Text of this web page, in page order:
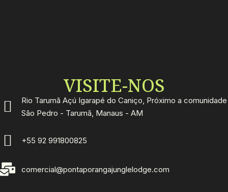
VISITE-NOS
Rio Tarumã Açú Igarapé do Caniço, Próximo a comunidade
São Pedro - Tarumã, Manaus - AM
+55 92 991800825
comercial@pontaporangajunglelodge.com